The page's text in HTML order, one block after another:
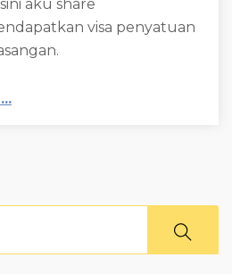
aku share
visa penyatuan